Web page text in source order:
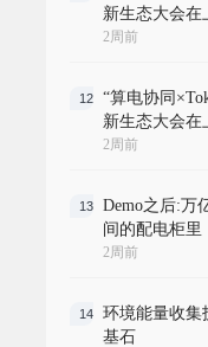
新生态大会在
2周前
12
“算电协同
新生态大会在
2周前
13
Demo之后:万
间的配电柜里
2周前
14
环境能量收集
基石